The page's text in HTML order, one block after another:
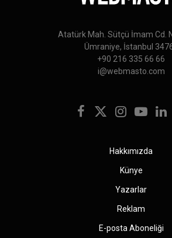
Atatürk Mah. Sütçü İmam Cd.
Ümraniye, İstanbul
+90 216 335 66 66
i@webmasto.com
Facebook
X
Instagram
YouTube
Hakkımızda
Künye
Yazarlar
Reklam
E-posta Aboneliği